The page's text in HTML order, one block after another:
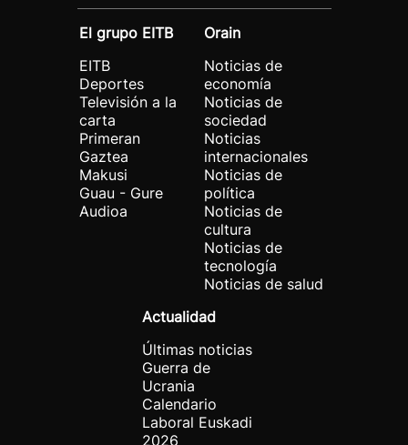
El grupo EITB
EITB
Deportes
Televisión a la
carta
Primeran
Gaztea
Makusi
Guau - Gure
Audioa
Orain
Noticias de
economía
Noticias de
sociedad
Noticias
internacionales
Noticias de
política
Noticias de
cultura
Noticias de
tecnología
Noticias de salud
Actualidad
Últimas noticias
Guerra de
Ucrania
Calendario
Laboral Euskadi
2026